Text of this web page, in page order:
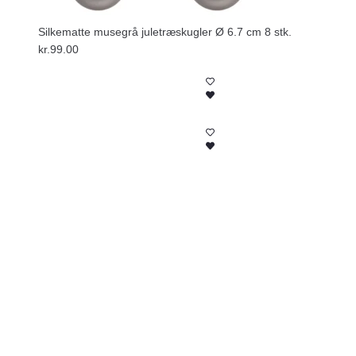
Silkematte musegrå juletræskugler Ø 6.7 cm 8 stk.
kr.99.00